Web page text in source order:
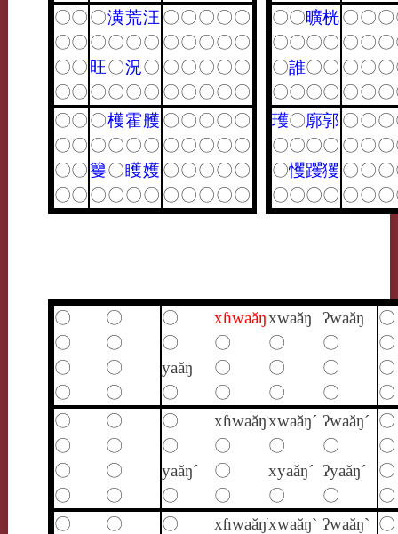
〇〇〇潢荒汪 〇〇〇〇〇
〇〇〇〇〇〇 〇〇〇〇〇
〇〇 旺〇況〇 〇〇〇〇〇
〇〇〇〇〇〇 〇〇〇〇〇
〇〇〇檴霍雘 〇〇〇〇〇
〇〇〇〇〇〇 〇〇〇〇〇
〇〇籰〇矆嬳 〇〇〇〇〇
〇〇〇〇〇〇 〇〇〇〇〇
〇〇曠桄 〇〇〇
〇〇〇〇 〇〇〇
〇誰〇〇 〇〇〇
〇〇〇〇 〇〇〇
瓁〇廓郭 〇〇〇
〇〇〇〇 〇〇〇
〇戄躩玃 〇〇〇
〇〇〇〇 〇〇〇
〇 〇 〇 xɦwaăŋxwaăŋ ʔwaăŋ
〇
〇
〇 〇 〇 〇 〇
〇
〇
〇 yaăŋ 〇 〇 〇
〇
〇
〇 〇 〇 〇 〇
〇
〇
〇 〇 xɦwaăŋ´xwaăŋ´ ʔwaăŋ´ 〇
〇
〇 〇 〇 〇 〇
〇
〇
〇 yaăŋ´ 〇 xyaăŋ´ ʔyaăŋ´
〇
〇
〇 〇 〇 〇 〇
〇
〇
〇 〇 xɦwaăŋ`xwaăŋ` ʔwaăŋ` 〇